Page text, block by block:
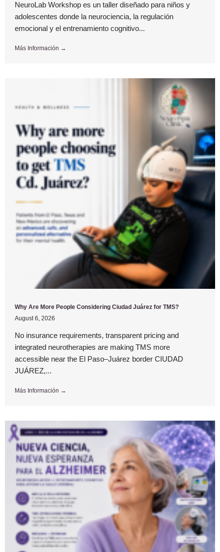
NeuroLab Workshop es un taller diseñado para niños y
adolescentes donde la neurociencia, la regulación
emocional y el entrenamiento cognitivo...
Más Información →
Why Are More People Considering Ciudad Juárez for TMS?
August 6, 2026
No insurance requirements, transparent pricing and
integrated neurotherapies are making TMS more
accessible near the El Paso–Juárez border CIUDAD
JUÁREZ,...
Más Información →